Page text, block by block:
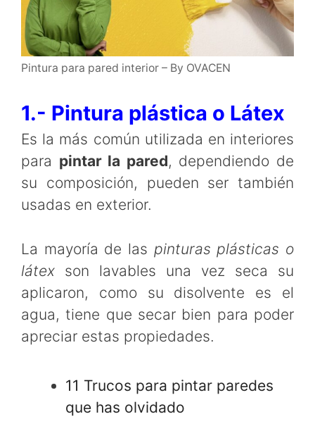
Pintura para pared interior – By OVACEN
1.- Pintura plástica o Látex
Es la más común utilizada en interiores
para pintar la pared, dependiendo de
su composición, pueden ser también
usadas en exterior.
La mayoría de las pinturas plásticas o
látex son lavables una vez seca su
aplicaron, como su disolvente es el
agua, tiene que secar bien para poder
apreciar estas propiedades.
11 Trucos para pintar paredes
que has olvidado